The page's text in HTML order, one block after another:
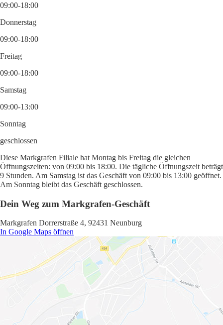
09:00-18:00
Donnerstag
09:00-18:00
Freitag
09:00-18:00
Samstag
09:00-13:00
Sonntag
geschlossen
Diese Markgrafen Filiale hat Montag bis Freitag die gleichen
Öffnungszeiten: von 09:00 bis 18:00. Die tägliche Öffnungszeit beträgt
9 Stunden. Am Samstag ist das Geschäft von 09:00 bis 13:00 geöffnet.
Am Sonntag bleibt das Geschäft geschlossen.
Dein Weg zum Markgrafen-Geschäft
Markgrafen Dorrerstraße 4, 92431 Neunburg
In Google Maps öffnen